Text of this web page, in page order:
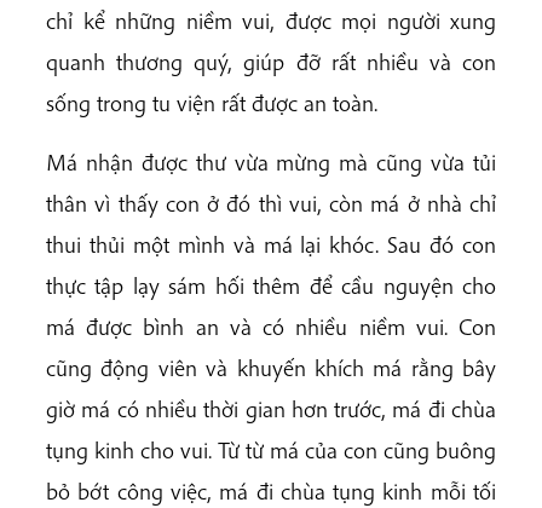
chỉ kể những niềm vui, được mọi người xung
quanh thương quý, giúp đỡ rất nhiều và con
sống trong tu viện rất được an toàn.
Má nhận được thư vừa mừng mà cũng vừa tủi
thân vì thấy con ở đó thì vui, còn má ở nhà chỉ
thui thủi một mình và má lại khóc. Sau đó con
thực tập lạy sám hối thêm để cầu nguyện cho
má được bình an và có nhiều niềm vui. Con
cũng động viên và khuyến khích má rằng bây
giờ má có nhiều thời gian hơn trước, má đi chùa
tụng kinh cho vui. Từ từ má của con cũng buông
bỏ bớt công việc, má đi chùa tụng kinh mỗi tối